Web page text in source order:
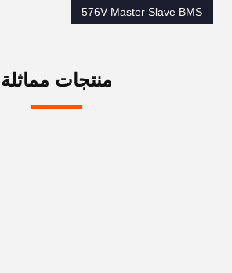
576V Master Slave BMS
منتجات مماثلة